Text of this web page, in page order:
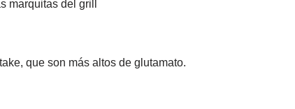
marquitas del grill
que son más altos de glutamato.